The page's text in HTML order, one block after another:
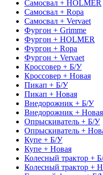
Самосвал + HOLMER
Самосвал + Ropa
Самосвал + Vervaet
Фургон + Grimme
Фургон + HOLMER
Фургон + Ropa
Фургон + Vervaet
Кроссовер + Б/У
Кроссовер + Новая
Пикап + Б/У
Пикап + Новая
Внедорожник + Б/У
Внедорожник + Новая
Опрыскиватель + Б/У
Опрыскиватель +
Купе + Б/У
Купе + Новая
Колесный трактор +
Колесный трактор +